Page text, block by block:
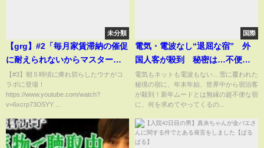
未分類
【grg】#2「毎月家賃滞納の催促
に耐えられないからマスターレ
ジデンス解約は今なんです！」
2017/3/9号【ウナちゃんマン最
新映像（場所：大衆酒場う
【#3】朝５時頃に痺れ切らしたウナがコ
ラボに登場！
https://www.youtube.com/watch?
v=6xcrp73O5YY ...
国際
電気・電波なし“退屈な宿” 外
国人客が殺到 秘密は…不便だ
からこそ“特別な時間”(2023年1
月10日)
電気もネットも電波もない…雪に覆われた
秘境の宿に、年末年始、世界中から宿泊客
が殺到！新年ムードとは無縁の超不便な宿
に、何を求めてやってくるの...